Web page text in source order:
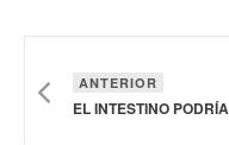
ANTERIOR